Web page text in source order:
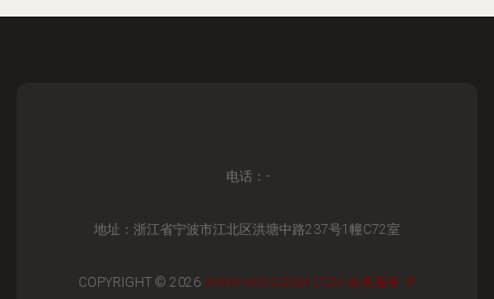
电话：-
地址：浙江省宁波市江北区洪塘中路237号1幢C72室
COPYRIGHT © 2026 WWW.HOUCAISW.COM 会务服务 宁